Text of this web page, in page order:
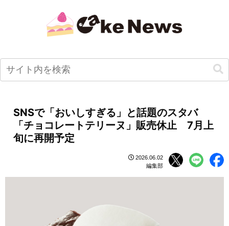
SNSで「おいしすぎる」と話題のスタバ
「チョコレートテリーヌ」販売休止 7月上
旬に再開予定
2026.06.02
編集部